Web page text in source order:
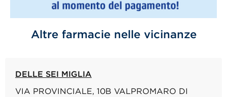
Altre farmacie nelle vicinanze
DELLE SEI MIGLIA
VIA PROVINCIALE, 10B VALPROMARO DI